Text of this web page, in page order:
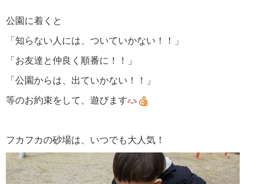
公園に着くと
「知らない人には、ついていかない！！」
「お友達と仲良く順番に！！」
「公園からは、出ていかない！！」
等のお約束をして、遊びます
フカフカの砂場は、いつでも大人気！